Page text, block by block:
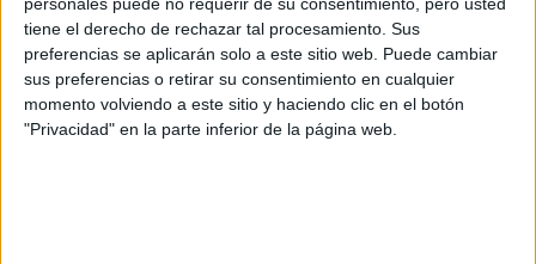
tiene el derecho de rechazar tal procesamiento. Sus
preferencias se aplicarán solo a este sitio web. Puede cambiar
sus preferencias o retirar su consentimiento en cualquier
momento volviendo a este sitio y haciendo clic en el botón
"Privacidad" en la parte inferior de la página web.